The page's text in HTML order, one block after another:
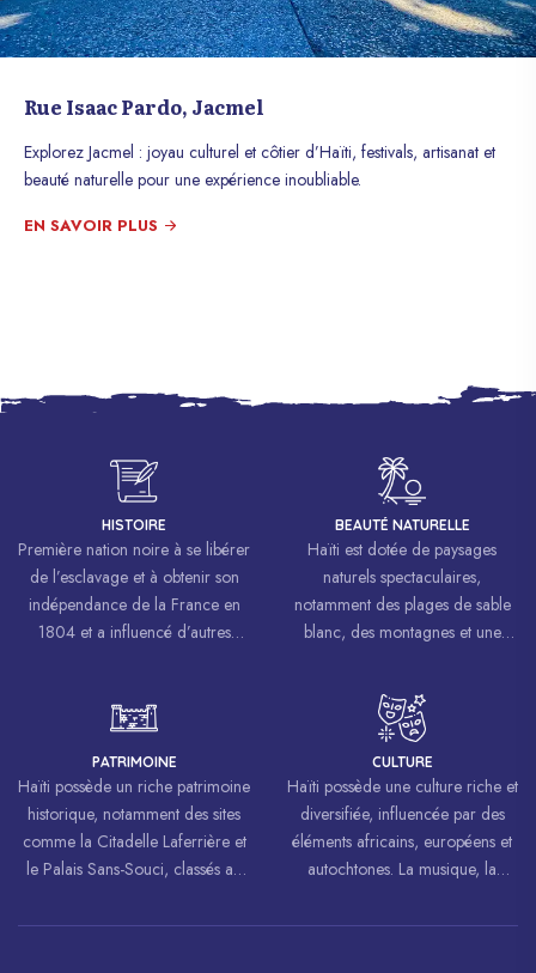
Rue Isaac Pardo, Jacmel
Explorez Jacmel : joyau culturel et côtier d’Haïti, festivals, artisanat et
beauté naturelle pour une expérience inoubliable.
EN SAVOIR PLUS
HISTOIRE
Première nation noire à se libérer
de l’esclavage et à obtenir son
indépendance de la France en
1804 et a influencé d’autres
luttes pour la liberté et l’égalité.
BEAUTÉ NATURELLE
Haïti est dotée de paysages
naturels spectaculaires,
notamment des plages de sable
blanc, des montagnes et une
PATRIMOINE
Haïti possède un riche patrimoine
historique, notamment des sites
comme la Citadelle Laferrière et
le Palais Sans-Souci, classés au
l’UNESCO.
CULTURE
Haïti possède une culture riche et
diversifiée, influencée par des
éléments africains, européens et
autochtones. La musique, la
sont célébrés à travers le monde.